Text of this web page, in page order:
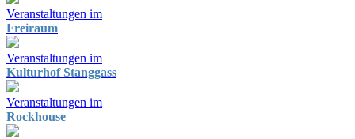
Veranstaltungen im
Freiraum
Veranstaltungen im
Kulturhof Stanggass
Veranstaltungen im
Rockhouse